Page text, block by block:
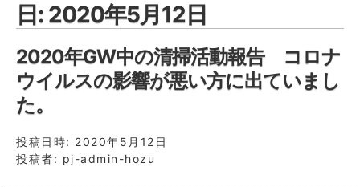
日: 2020年5月12日
2020年GW中の清掃活動報告 コロナ
ウイルスの影響が悪い方に出ていまし
た。
投稿日時: 2020年5月12日
投稿者: pj-admin-hozu